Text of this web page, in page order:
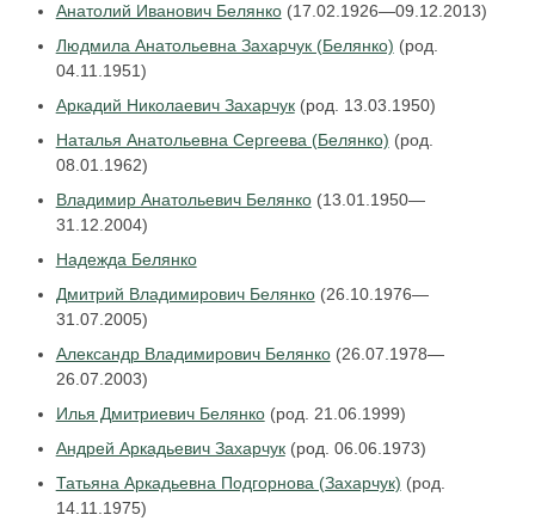
Анатолий Иванович Белянко(17.02.1926—09.12.2013)
Людмила Анатольевна Захарчук (Белянко) (род.
04.11.1951)
Аркадий Николаевич Захарчук(род. 13.03.1950)
Наталья Анатольевна Сергеева (Белянко) (род.
08.01.1962)
Владимир Анатольевич Белянко(13.01.1950—
31.12.2004)
Надежда Белянко
Дмитрий Владимирович Белянко(26.10.1976—
31.07.2005)
Александр Владимирович Белянко(26.07.1978—
26.07.2003)
Илья Дмитриевич Белянко(род. 21.06.1999)
Андрей Аркадьевич Захарчук(род. 06.06.1973)
Татьяна Аркадьевна Подгорнова (Захарчук) (род.
14.11.1975)